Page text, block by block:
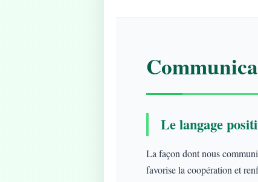
Le langage
La façon dont nous
favorise la coopération et